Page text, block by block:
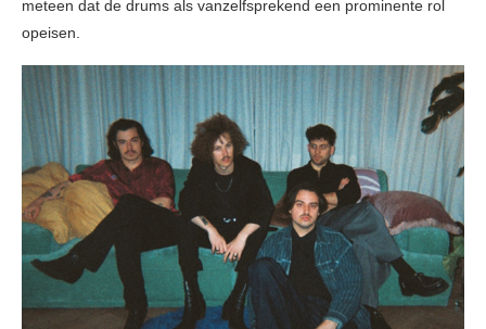
meteen dat de drums als vanzelfsprekend een prominente rol
opeisen.